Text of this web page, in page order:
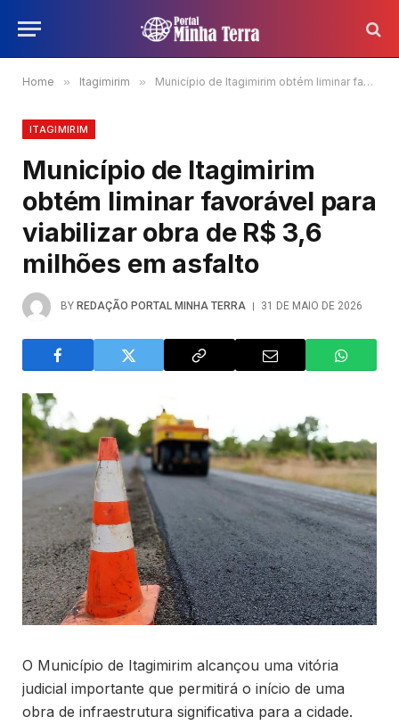
Home » Itagimirim » Município de Itagimirim obtém liminar favorável para viabilizar obra de R$ 3,6 milhões em asfalto
ITAGIMIRIM
Município de Itagimirim
obtém liminar favorável para
viabilizar obra de R$ 3,6
milhões em asfalto
BY REDAÇÃO PORTAL MINHA TERRA 31 DE MAIO DE 2026
O Município de Itagimirim alcançou uma vitória
judicial importante que permitirá o início de uma
obra de infraestrutura significativa para a cidade.